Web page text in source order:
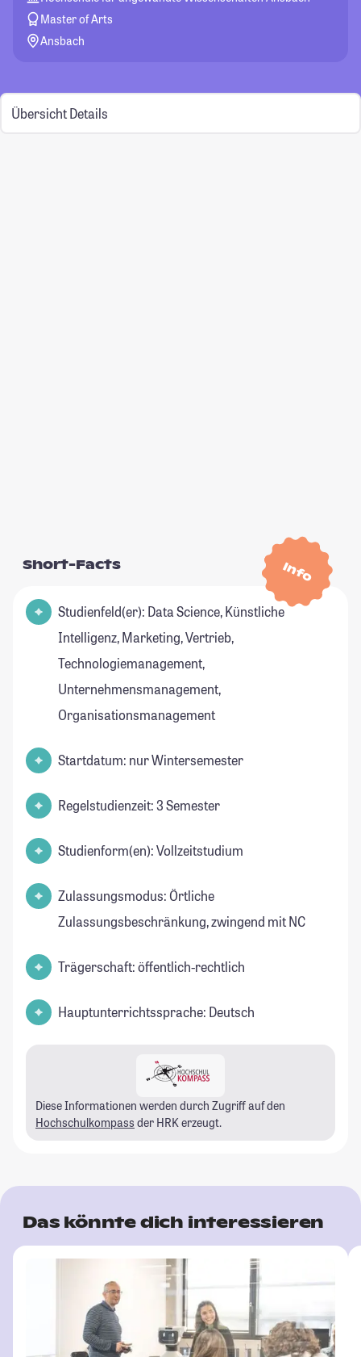
Master of Arts
Ansbach
Übersicht Details
Info
Short-Facts
Studienfeld(er): Data Science, Künstliche
Intelligenz, Marketing, Vertrieb,
Technologiemanagement,
Unternehmensmanagement,
Organisationsmanagement
Startdatum: nur Wintersemester
Regelstudienzeit: 3 Semester
Studienform(en): Vollzeitstudium
Zulassungsmodus: Örtliche
Zulassungsbeschränkung, zwingend mit NC
Trägerschaft: öffentlich-rechtlich
Hauptunterrichtssprache: Deutsch
Diese Informationen werden durch Zugriff auf den
Hochschulkompass der HRK erzeugt.
Das könnte dich interessieren